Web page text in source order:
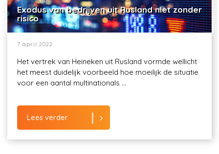
Exodus van bedrijven uit Rusland niet zonder
risico
7 april 2022
Het vertrek van Heineken uit Rusland vormde wellicht
het meest duidelijk voorbeeld hoe moeilijk de situatie
voor een aantal multinationals ...
Lees verder